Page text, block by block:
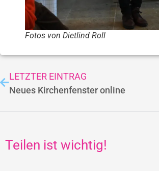
Fotos von Dietlind Roll
LETZTER EINTRAG
Neues Kirchenfenster online
Teilen ist wichtig!